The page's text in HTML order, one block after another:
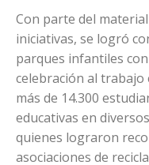
Con parte del
iniciativas, se logró
parques infantiles
celebración al trabajo
más de 14.300
educativas en
quienes lograron
asociaciones de